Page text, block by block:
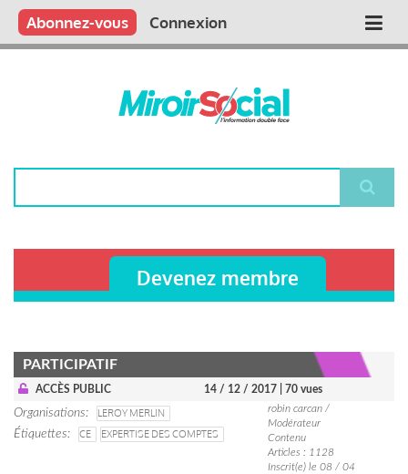
Aller
contenu
Main
Qui sommes nous ?
Vous publiez
Nous publions
Contactez-nous
Abonnez-vous Connexion
Devenez membre
PARTICIPATIF
ACCÈS PUBLIC 14 / 12 / 2017 | 70 vues
Organisations
LEROY MERLIN
Étiquettes
CE EXPERTISE DES COMPTES
robin carcan /
Modérateur
Contenu
Articles : 1128
Inscrit(e) le 08 / 04